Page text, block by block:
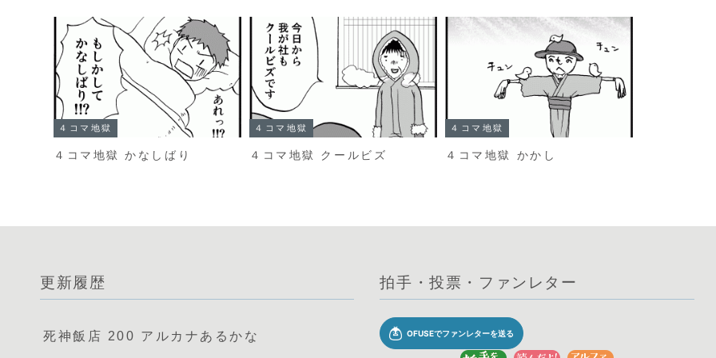
４コマ地獄
４コマ地獄 かなしばり
４コマ地獄
４コマ地獄 クールビズ
４コマ地獄
４コマ地獄 かかし
更新履歴
死神飯店 200 アルカナあるかな
拍手・投票・ファンレター